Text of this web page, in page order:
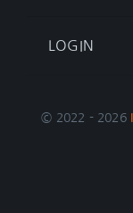
LOGIN
© 2022 - 2026